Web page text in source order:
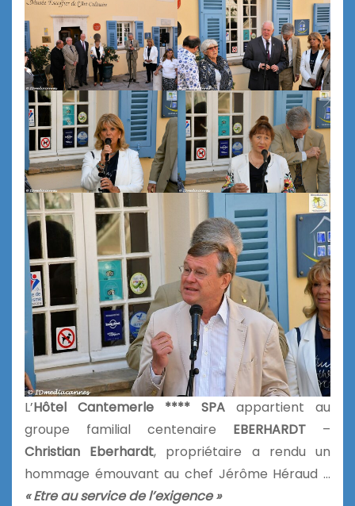
L’Hôtel Cantemerle **** SPA appartient au
groupe familial centenaire EBERHARDT –
Christian Eberhardt, propriétaire a rendu un
hommage émouvant au chef Jérôme Héraud …
« Etre au service de l’exigence »